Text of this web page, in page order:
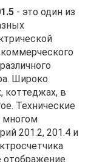
- это один из
коммерческого
Широко
коттеджах, в
Технические
многом
201.2, 201.4 и
отображение